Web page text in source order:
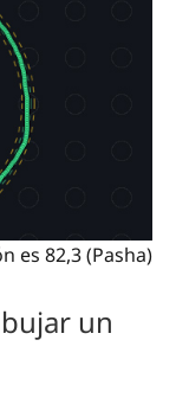
es 82,3 (Pasha)
un